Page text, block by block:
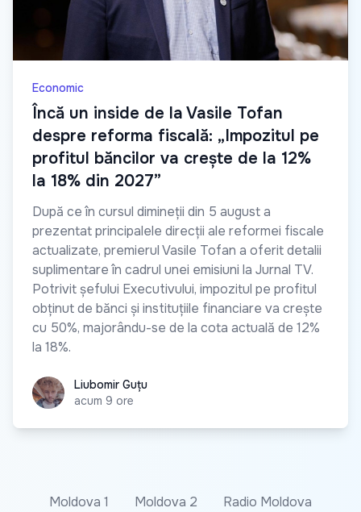
Economic
Încă un inside de la Vasile Tofan
despre reforma fiscală: „Impozitul pe
profitul băncilor va crește de la 12%
la 18% din 2027”
După ce în cursul dimineții din 5 august a
prezentat principalele direcții ale reformei fiscale
actualizate, premierul Vasile Tofan a oferit detalii
suplimentare în cadrul unei emisiuni la Jurnal TV.
Potrivit șefului Executivului, impozitul pe profitul
obținut de bănci și instituțiile financiare va crește
cu 50%, majorându-se de la cota actuală de 12%
la 18%.
Liubomir Guțu
Liubomir Guțu
acum 9 ore
Moldova 1 Moldova 2
Radio Moldova